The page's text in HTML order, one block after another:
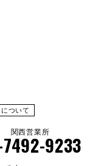
ついて
関西営業所
9233